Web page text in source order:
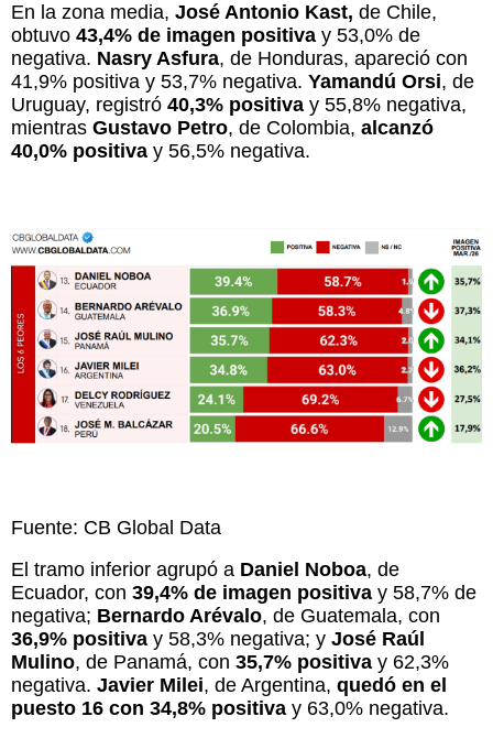
En la zona media, José Antonio Kast, de Chile,
obtuvo 43,4% de imagen positiva y 53,0% de
negativa. Nasry Asfura, de Honduras, apareció con
41,9% positiva y 53,7% negativa. Yamandú Orsi, de
Uruguay, registró 40,3% positiva y 55,8% negativa,
mientras Gustavo Petro, de Colombia, alcanzó
40,0% positiva y 56,5% negativa.
Fuente: CB Global Data
El tramo inferior agrupó a Daniel Noboa, de
Ecuador, con 39,4% de imagen positiva y 58,7% de
negativa; Bernardo Arévalo, de Guatemala, con
36,9% positiva y 58,3% negativa; y José Raúl
Mulino, de Panamá, con 35,7% positiva y 62,3%
negativa. Javier Milei, de Argentina, quedó en el
puesto 16 con 34,8% positiva y 63,0% negativa.